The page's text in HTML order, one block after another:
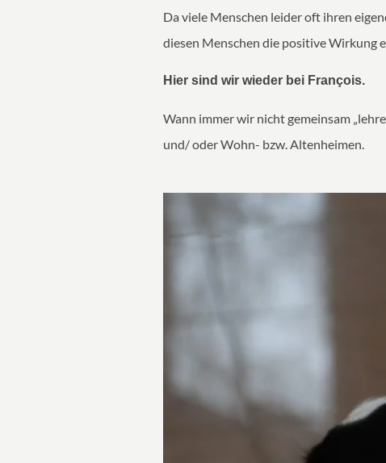
Da viele Menschen leider oft ihren
diesen Menschen die positive Wirkung
Hier sind wir wieder bei François.
Wann immer wir nicht gemeinsam
und/ oder Wohn- bzw. Altenheimen.